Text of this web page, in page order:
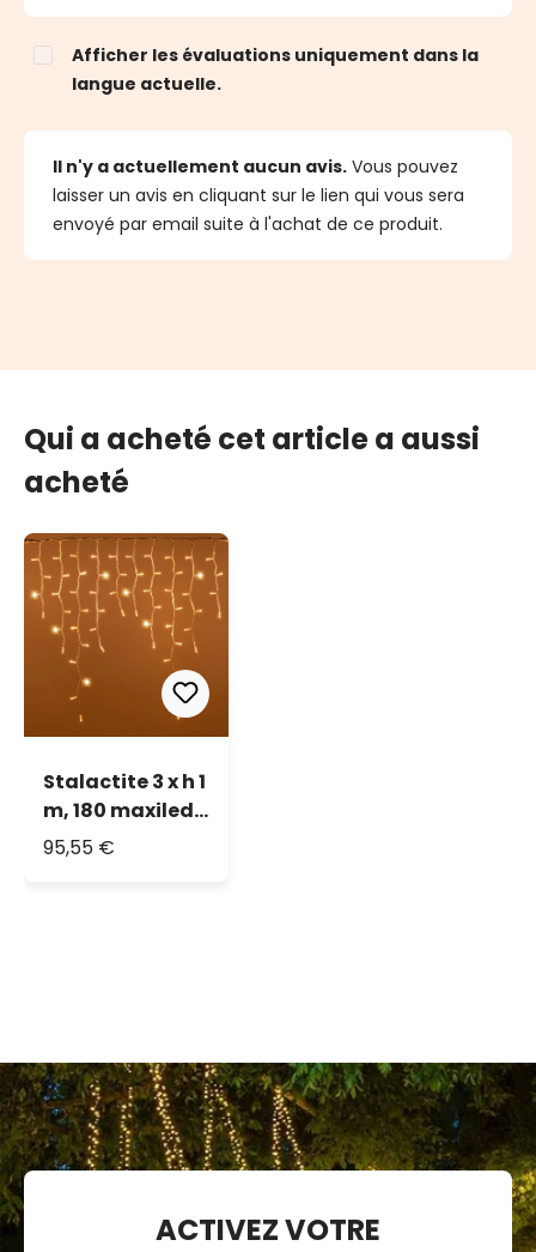
Afficher les évaluations uniquement dans la
langue actuelle.
Il n'y a actuellement aucun avis. Vous pouvez
laisser un avis en cliquant sur le lien qui vous sera
envoyé par email suite à l'achat de ce produit.
Qui a acheté cet article a aussi
acheté
Stalactite 3 x h 1
m, 180 maxiled
blanc chaud,
95,55 €
ACTIVEZ VOTRE